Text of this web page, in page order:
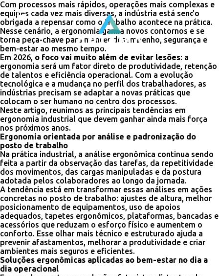
Com processos mais rápidos, operações mais complexas e
equipes cada vez mais diversas, a indústria está sendo
obrigada a repensar como o trabalho acontece na prática.
Nesse cenário, a ergonomia ganha novos contornos e se
torna peça-chave para manter desempenho, segurança e
bem-estar ao mesmo tempo.
Em 2026, o foco vai muito além de evitar lesões: a
ergonomia será um fator direto de produtividade, retenção
de talentos e eficiência operacional. Com a evolução
tecnológica e a mudança no perfil dos trabalhadores, as
indústrias precisam se adaptar a novas práticas que
colocam o ser humano no centro dos processos.
Neste artigo, reunimos as principais tendências em
ergonomia industrial que devem ganhar ainda mais força
nos próximos anos.
Ergonomia orientada por análise e padronização do
posto de trabalho
Na prática industrial, a análise ergonômica continua sendo
feita a partir da observação das tarefas, da repetitividade
dos movimentos, das cargas manipuladas e da postura
adotada pelos colaboradores ao longo da jornada.
A tendência está em transformar essas análises em ações
concretas no posto de trabalho: ajustes de altura, melhor
posicionamento de equipamentos, uso de apoios
adequados, tapetes ergonômicos, plataformas, bancadas e
acessórios que reduzam o esforço físico e aumentem o
conforto. Esse olhar mais técnico e estruturado ajuda a
prevenir afastamentos, melhorar a produtividade e criar
ambientes mais seguros e eficientes.
Soluções ergonômicas aplicadas ao bem-estar no dia a
dia operacional